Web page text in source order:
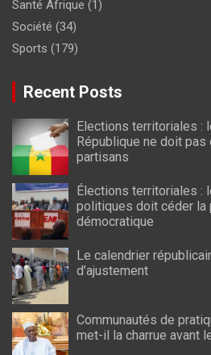
Santé Afrique (1)
Société (34)
Sports (179)
Recent Posts
Elections territoriales :
République ne doit pas
partisans
Élections territoriales :
politiques doit céder la
démocratique
Le calendrier
d’ajustement
Communautés de
met-il la charrue avant